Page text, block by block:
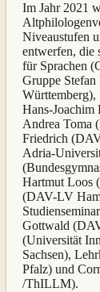
Im Jahr 2021
Niveaustufen
entwerfen, die
für Sprachen
Gruppe
Württemberg),
Hans-
Andrea Toma
Friedrich
Adria-
Hartmut Loos
(DAV-LV
Gottwald
(Universität
Sachsen),
Pfalz) und
/ThILLM).